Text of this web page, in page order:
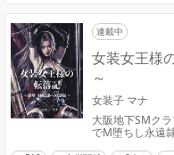
連載中
女装女王様
～
女装子 マナ
大阪地下SMク
でM堕ちし永遠